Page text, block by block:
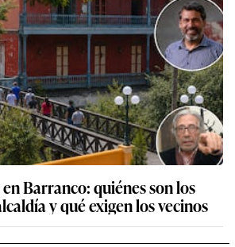
Barranco: quiénes son los
y qué exigen los vecinos